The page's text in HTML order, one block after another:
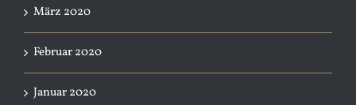
März 2020
Februar 2020
Januar 2020